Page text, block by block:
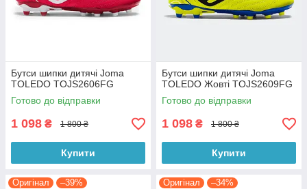
Бутси шипки дитячі Joma
TOLEDO TOJS2606FG
Готово до відправки
1 098 ₴ 1 800 ₴
Купити
Бутси шипки дитячі Joma
TOLEDO Жовті TOJS2609FG
Готово до відправки
1 098 ₴ 1 800 ₴
Купити
Оригінал –39% Оригінал –34%